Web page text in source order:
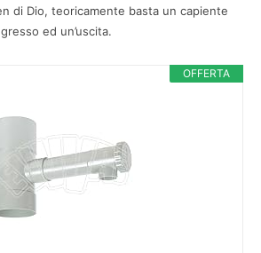
di Dio, teoricamente basta un capiente
ed un’uscita.
OFFERTA